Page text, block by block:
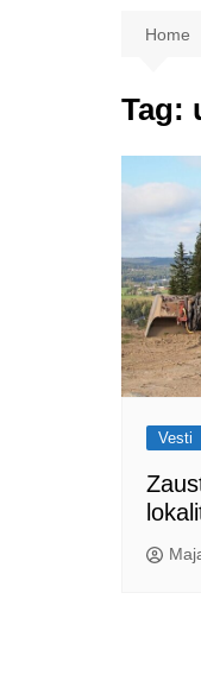
Home
Tag:
Vesti